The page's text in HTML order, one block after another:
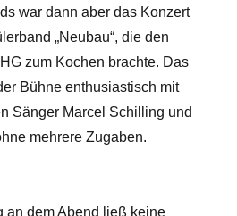
war dann aber das Konzert
„Neubau“, die den
zum Kochen brachte. Das
Bühne enthusiastisch mit
Sänger Marcel Schilling und
mehrere Zugaben.
an dem Abend ließ keine